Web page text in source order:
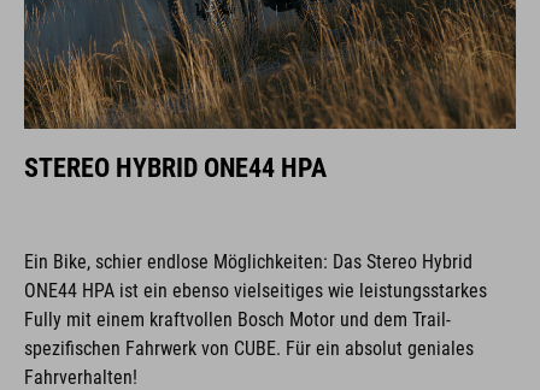
STEREO HYBRID ONE44 HPA
Ein Bike, schier endlose Möglichkeiten: Das Stereo Hybrid
ONE44 HPA ist ein ebenso vielseitiges wie leistungsstarkes
Fully mit einem kraftvollen Bosch Motor und dem Trail-
spezifischen Fahrwerk von CUBE. Für ein absolut geniales
Fahrverhalten!